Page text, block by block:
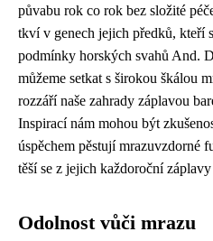
půvabu rok co rok bez složité
tkví v genech jejich předků, kteří
podmínky horských svahů And.
můžeme setkat s širokou škálou
rozzáří naše zahrady záplavou
Inspirací nám mohou být
úspěchem pěstují mrazuvzdorné
těší se z jejich každoroční
Odolnost vůči mrazu